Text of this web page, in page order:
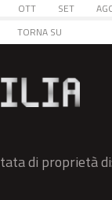
OTT SET
TORNA SU
di proprietà di: